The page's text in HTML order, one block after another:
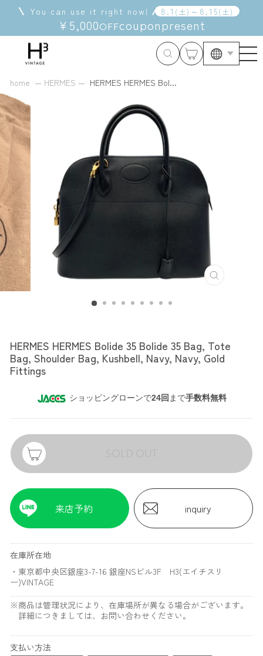
You can use it right now! 8 . 1 ( 土) ～ 8 . 15( 土)
¥5,000OFFcouponpresent
home HERMES HERMES HERMES Bol...
HERMES HERMES Bolide 35 Bolide 35 Bag, Tote
Bag, Shoulder Bag, Kushbell, Navy, Navy, Gold
Fittings
ショッピングローンで24回 まで手数料無料
来店予約 inquiry
在庫所在地
・東京都中央区銀座3-7-16 銀座NSビル3F H3(エイチスリ
ー)VINTAGE
※商品は管理状況により、在庫場所が異なる場合がございます。
詳細につきましては、お問い合わせください。
支払い方法